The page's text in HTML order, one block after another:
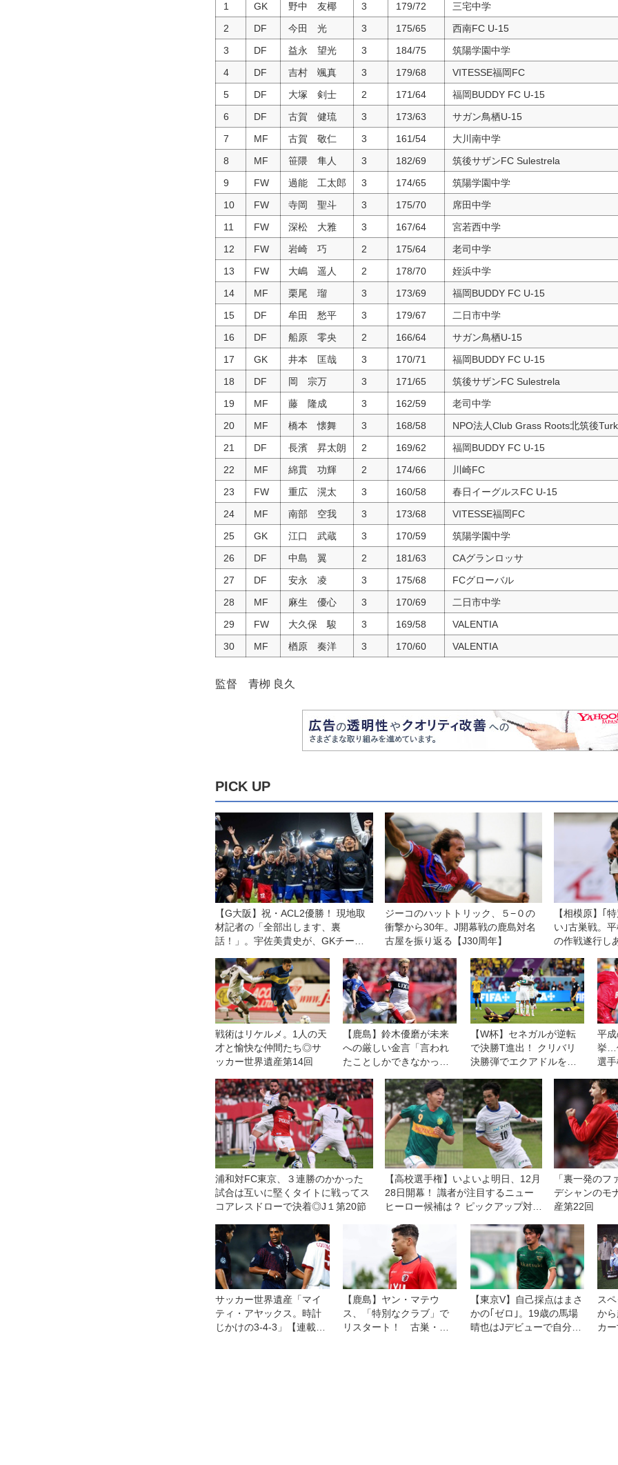
1
GK 野中 友椰 3 179/72
三宅中学
2
DF 今田 光 3 175/65
西南FC U-15
3
DF 益永 望光 3 184/75
筑陽学園中学
4
DF 吉村 颯真 3 179/68
VITESSE福岡FC
5
DF 大塚 剣士 2 171/64
福岡BUDDY FC U-15
6
DF 古賀 健琉 3 173/63
サガン鳥栖U-15
7
MF 古賀 敬仁 3 161/54
大川南中学
8
MF 笹隈 隼人 3 182/69
筑後サザンFC Sulestrela
9
FW 過能 工太郎 3 174/65
筑陽学園中学
10
FW 寺岡 聖斗 3 175/70
席田中学
11
FW 深松 大雅 3 167/64
宮若西中学
12
FW 岩崎 巧 2 175/64
老司中学
13
FW 大嶋 遥人 2 178/70
姪浜中学
14
MF 栗尾 瑠 3 173/69
福岡BUDDY FC U-15
15
DF 牟田 愁平 3 179/67
二日市中学
16
DF 船原 零央 2 166/64
サガン鳥栖U-15
17
GK 井本 匡哉 3 170/71
福岡BUDDY FC U-15
18
DF 岡 宗万 3 171/65
筑後サザンFC Sulestrela
19
MF 藤 隆成 3 162/59
老司中学
20
MF 橋本 懐舞 3 168/58
NPO法人Club Grass Roots北筑後
21
DF 長濱 昇太朗 2 169/62
福岡BUDDY FC U-15
22
MF 綿貫 功輝 2 174/66
川崎FC
23
FW 重広 滉太 3 160/58
春日イーグルスFC U-15
24
MF 南部 空我 3 173/68
VITESSE福岡FC
25
GK 江口 武蔵 3 170/59
筑陽学園中学
26
DF 中島 翼 2 181/63
CAグランロッサ
27
DF 安永 凌 3 175/68
FCグローバル
28
MF 麻生 優心 3 170/69
二日市中学
29
FW 大久保 駿 3 169/58
VALENTIA
30
MF 楢原 奏洋 3 170/60 VALENTIA
監督 青栁 良久
PICK UP
【G大阪】祝・ACL2優勝！ 現地取
材記者の「全部出します、裏
話！」。宇佐美貴史が、GKチーム
ジーコのハットトリック、５−０の
衝撃から30年。J開幕戦の鹿島対名
古屋を振り返る【J30周年】
【相模原】｢
い｣古巣戦。
の作戦遂行し
戦術はリケルメ。1人の天
才と愉快な仲間たち◎サ
ッカー世界遺産第14回
【鹿島】鈴木優磨が未来
への厳しい金言「言われ
たことしかできなかっ
ならない」
【W杯】セネガルが逆転
で決勝T進出！ クリバリ
決勝弾でエクアドルを退
平
挙…
選
浦和対FC東京、３連勝のかかった
試合は互いに堅くタイトに戦ってス
コアレスドローで決着◎J１第20節
【高校選手権】いよいよ明日、12月
28日開幕！ 識者が注目するニュー
ヒーロー候補は？ ピックアップ対
「裏一発の
デシャンのモ
産第22回
サッカー世界遺産「マイ
ティ・アヤックス。時計
じかけの3-4-3」【連載第
【鹿島】ヤン・マテウ
ス、「特別なクラブ」で
リスタート！ 古巣・横
【東京V】自己採点はまさ
かの｢ゼロ｣。19歳の馬場
晴也はJデビューで自分に
ス
か
カ